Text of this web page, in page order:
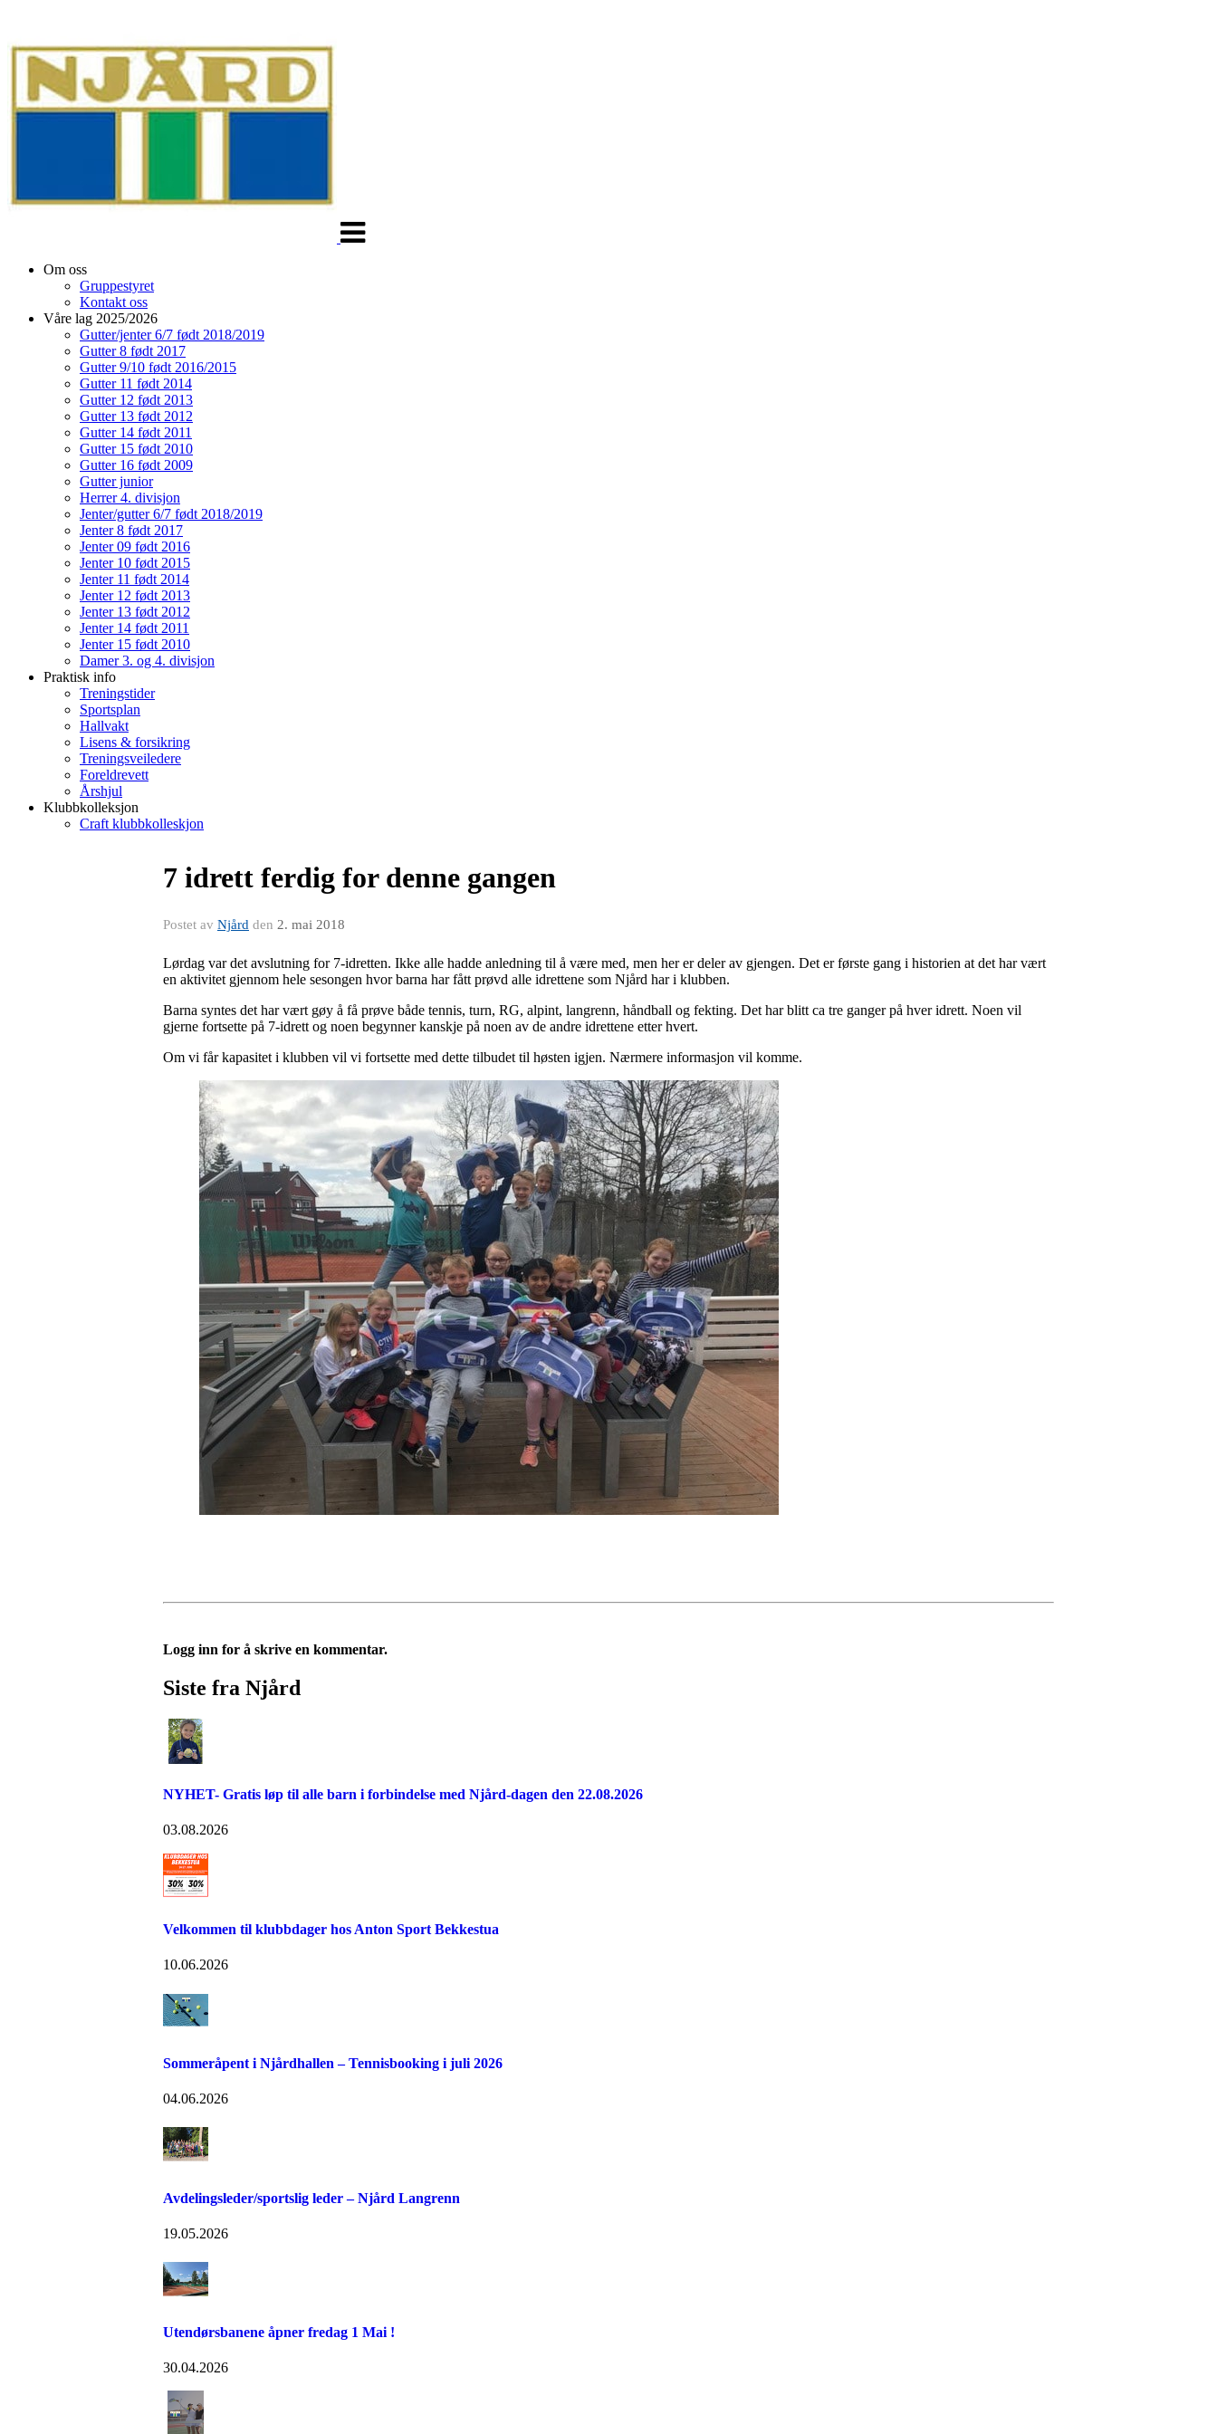
Om oss
Gruppestyret
Kontakt oss
Våre lag 2025/2026
Gutter/jenter 6/7 født 2018/2019
Gutter 8 født 2017
Gutter 9/10 født 2016/2015
Gutter 11 født 2014
Gutter 12 født 2013
Gutter 13 født 2012
Gutter 14 født 2011
Gutter 15 født 2010
Gutter 16 født 2009
Gutter junior
Herrer 4. divisjon
Jenter/gutter 6/7 født 2018/2019
Jenter 8 født 2017
Jenter 09 født 2016
Jenter 10 født 2015
Jenter 11 født 2014
Jenter 12 født 2013
Jenter 13 født 2012
Jenter 14 født 2011
Jenter 15 født 2010
Damer 3. og 4. divisjon
Praktisk info
Treningstider
Sportsplan
Hallvakt
Lisens & forsikring
Treningsveiledere
Foreldrevett
Årshjul
Klubbkolleksjon
Craft klubbkolleskjon
7 idrett ferdig for denne gangen
Postet av Njård den 2. mai 2018
Lørdag var det avslutning for 7-idretten. Ikke alle hadde anledning til å være med, men her er deler av gjengen. Det er første gang i historien at det har vært
en aktivitet gjennom hele sesongen hvor barna har fått prøvd alle idrettene som Njård har i klubben.
Barna syntes det har vært gøy å få prøve både tennis, turn, RG, alpint, langrenn, håndball og fekting. Det har blitt ca tre ganger på hver idrett. Noen vil
gjerne fortsette på 7-idrett og noen begynner kanskje på noen av de andre idrettene etter hvert.
Om vi får kapasitet i klubben vil vi fortsette med dette tilbudet til høsten igjen. Nærmere informasjon vil komme.
Logg inn for å skrive en kommentar.
Siste fra Njård
NYHET- Gratis løp til alle barn i forbindelse med Njård-dagen den 22.08.2026
03.08.2026
Velkommen til klubbdager hos Anton Sport Bekkestua
10.06.2026
Sommeråpent i Njårdhallen – Tennisbooking i juli 2026
04.06.2026
Avdelingsleder/sportslig leder – Njård Langrenn
19.05.2026
Utendørsbanene åpner fredag 1 Mai !
30.04.2026